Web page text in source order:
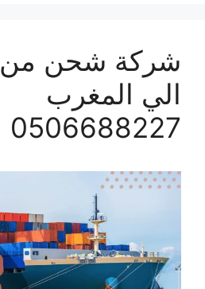
شركة شحن من
الي المغرب
0506688227